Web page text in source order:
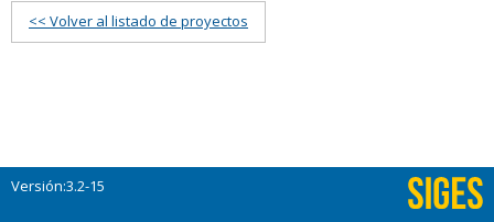
<< Volver al listado de proyectos
Versión:3.2-15